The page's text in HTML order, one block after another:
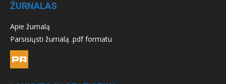
ŽURNALAS
Apie žurnalą
Parsisiųsti žurnalą .pdf formatu